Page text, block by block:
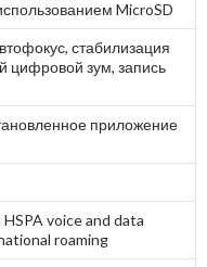
MicroSD
стабилизация
цифровой зум, запись
приложение
voice and data
roaming